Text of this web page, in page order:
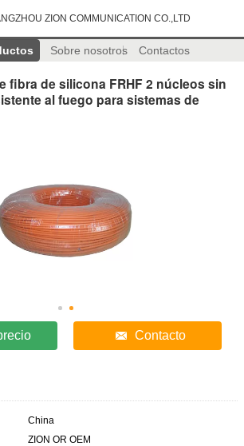
ZION COMMUNICATION CO.,LTD
Sobre nosotros Contactos
fibra de silicona FRHF 2 núcleos sin
al fuego para sistemas de
Contacto
China
ZION OR OEM